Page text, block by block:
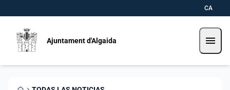
CA
Ajuntament d'Algaida menu